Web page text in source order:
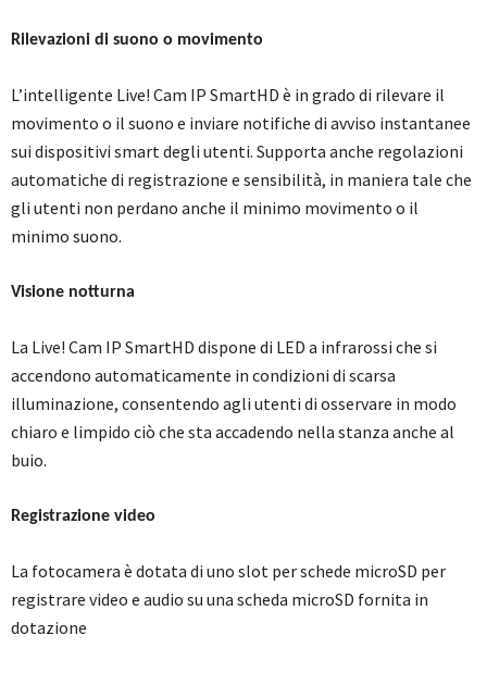
Rilevazioni di suono o movimento
L’intelligente Live! Cam IP SmartHD è in grado di rilevare il
movimento o il suono e inviare notifiche di avviso instantanee
sui dispositivi smart degli utenti. Supporta anche regolazioni
automatiche di registrazione e sensibilità, in maniera tale che
gli utenti non perdano anche il minimo movimento o il
minimo suono.
Visione notturna
La Live! Cam IP SmartHD dispone di LED a infrarossi che si
accendono automaticamente in condizioni di scarsa
illuminazione, consentendo agli utenti di osservare in modo
chiaro e limpido ciò che sta accadendo nella stanza anche al
buio.
Registrazione video
La fotocamera è dotata di uno slot per schede microSD per
registrare video e audio su una scheda microSD fornita in
dotazione